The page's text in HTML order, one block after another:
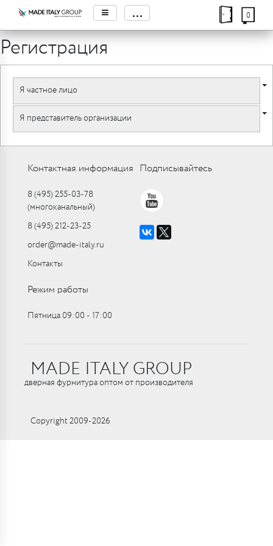
≡ ... 0
Регистрация
Я частное лицо
Я представитель организации
Контактная информация
8 (495) 255-03-78
(многоканальный)
8 (495) 212-23-25
order@made-italy.ru
Контакты
Подписывайтесь
Режим работы
Пятница 09:00 ‑ 17:00
MADE ITALY GROUP
дверная фурнитура оптом от производителя
Copyright 2009-2026